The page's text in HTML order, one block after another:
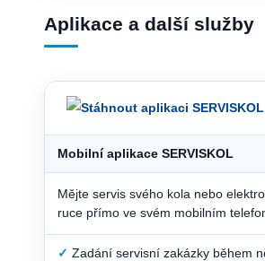
Aplikace a další služby
Mobilní aplikace SERVISKOL
Mějte servis svého kola nebo
ruce přímo ve svém mobilním
✓ Zadání servisní zakázky během